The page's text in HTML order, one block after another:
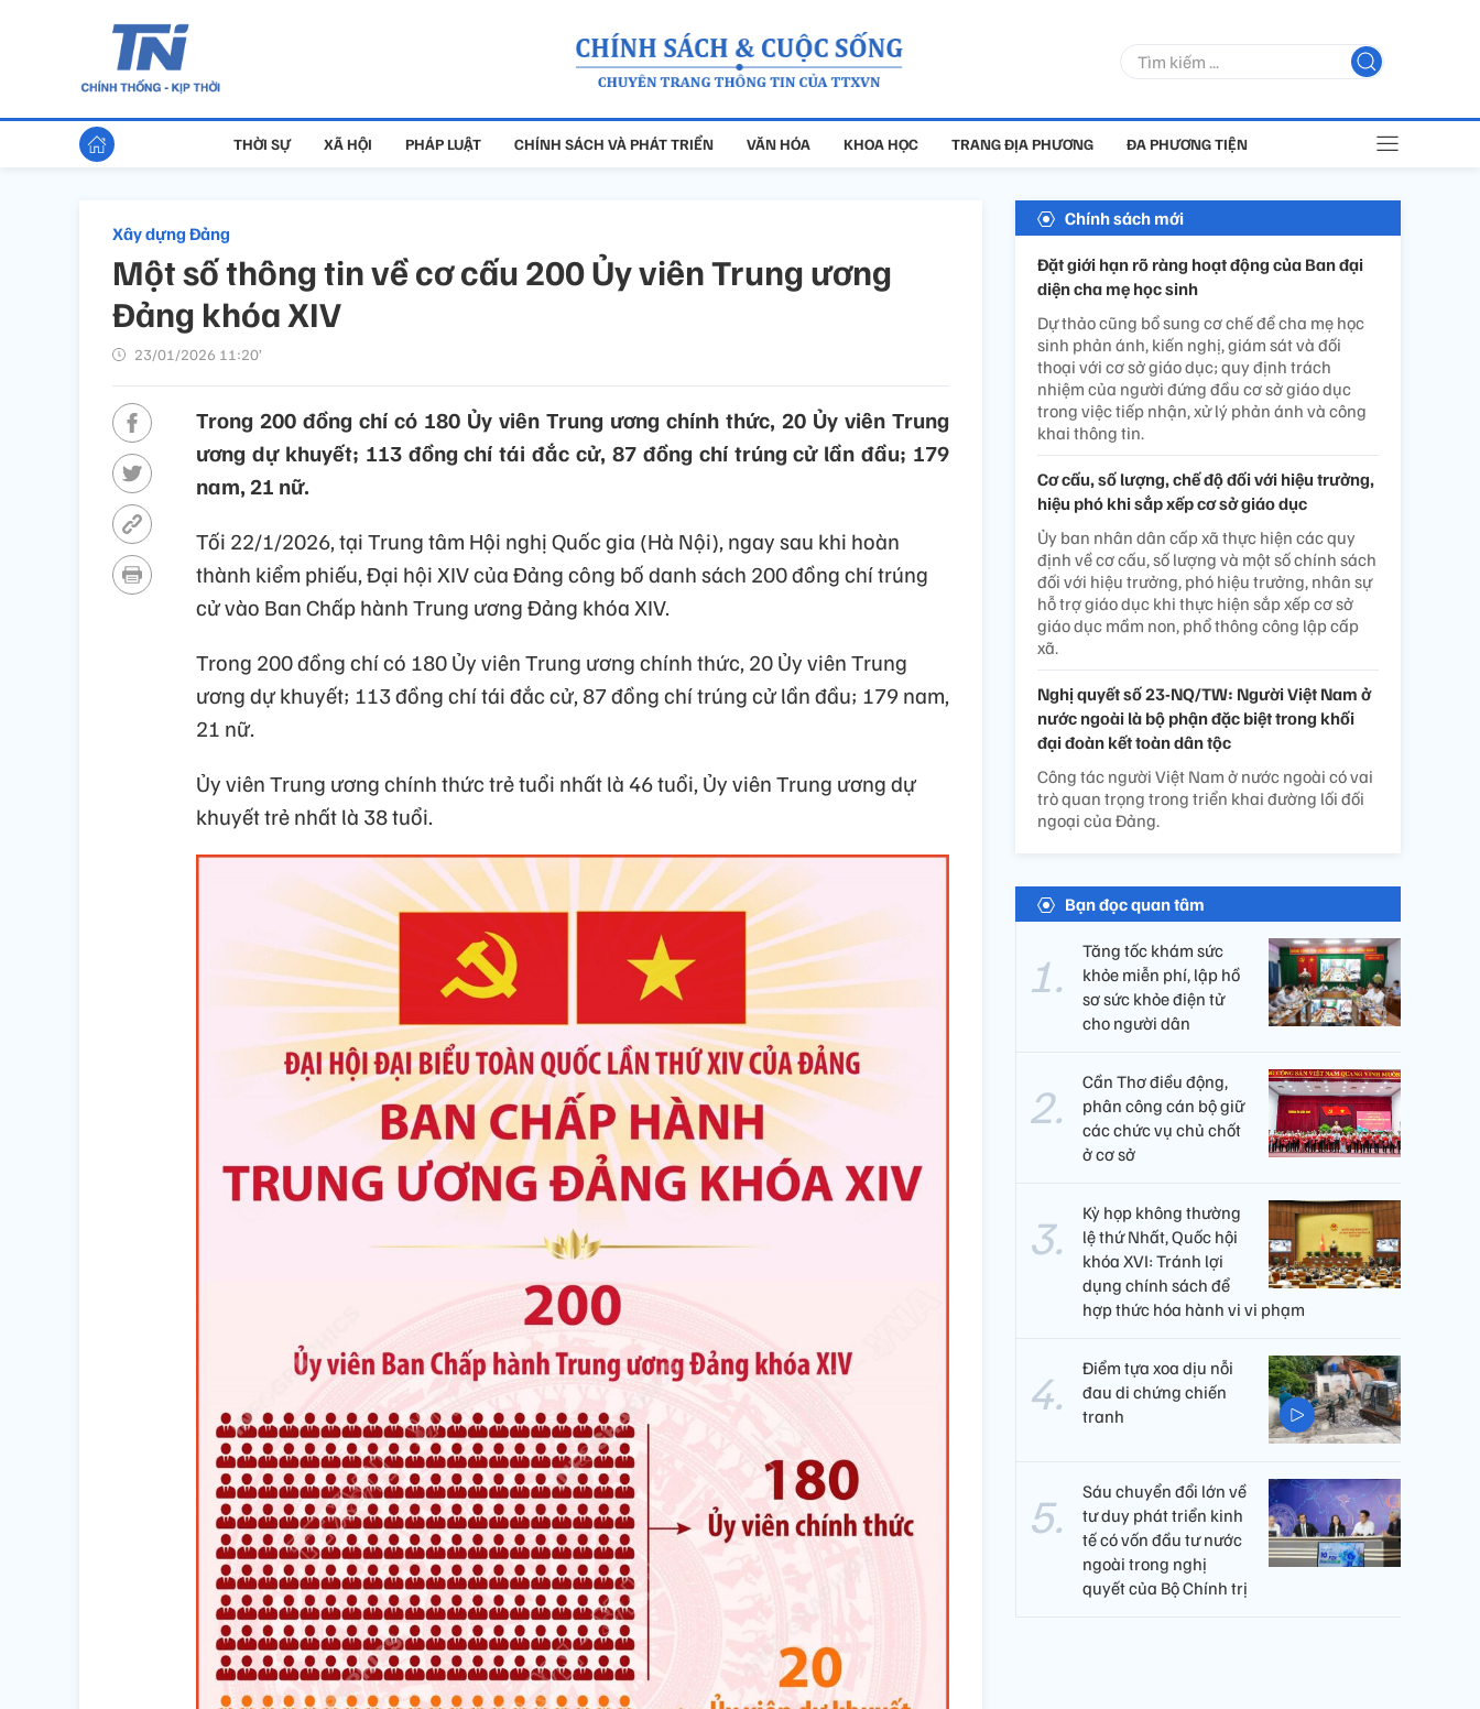
THỜI SỰ XÃ HỘI PHÁP LUẬT CHÍNH SÁCH VÀ PHÁT TRIỂN VĂN HÓA KHOA HỌC TRANG ĐỊA PHƯƠNG ĐA PHƯƠNG TIỆN
Xây dựng Đảng
Một số thông tin về cơ cấu 200 Ủy viên Trung ương
Đảng khóa XIV
23/01/2026 11:20’
Trong 200 đồng chí có 180 Ủy viên Trung ương chính thức, 20 Ủy viên Trung
ương dự khuyết; 113 đồng chí tái đắc cử, 87 đồng chí trúng cử lần đầu; 179
nam, 21 nữ.
Tối 22/1/2026, tại Trung tâm Hội nghị Quốc gia (Hà Nội), ngay sau khi hoàn
thành kiểm phiếu, Đại hội XIV của Đảng công bố danh sách 200 đồng chí trúng
cử vào Ban Chấp hành Trung ương Đảng khóa XIV.
Trong 200 đồng chí có 180 Ủy viên Trung ương chính thức, 20 Ủy viên Trung
ương dự khuyết; 113 đồng chí tái đắc cử, 87 đồng chí trúng cử lần đầu; 179 nam,
21 nữ.
Ủy viên Trung ương chính thức trẻ tuổi nhất là 46 tuổi, Ủy viên Trung ương dự
khuyết trẻ nhất là 38 tuổi.
Chính sách mới
Đặt giới hạn rõ ràng hoạt động của Ban đại
diện cha mẹ học sinh
Dự thảo cũng bổ sung cơ chế để cha mẹ học
sinh phản ánh, kiến nghị, giám sát và đối
thoại với cơ sở giáo dục; quy định trách
nhiệm của người đứng đầu cơ sở giáo dục
trong việc tiếp nhận, xử lý phản ánh và công
khai thông tin.
Cơ cấu, số lượng, chế độ đối với hiệu trưởng,
hiệu phó khi sắp xếp cơ sở giáo dục
Ủy ban nhân dân cấp xã thực hiện các quy
định về cơ cấu, số lượng và một số chính sách
đối với hiệu trưởng, phó hiệu trưởng, nhân sự
hỗ trợ giáo dục khi thực hiện sắp xếp cơ sở
giáo dục mầm non, phổ thông công lập cấp
xã.
Nghị quyết số 23-NQ/TW: Người Việt Nam ở
nước ngoài là bộ phận đặc biệt trong khối
đại đoàn kết toàn dân tộc
Công tác người Việt Nam ở nước ngoài có vai
trò quan trọng trong triển khai đường lối đối
ngoại của Đảng.
Bạn đọc quan tâm
Tăng tốc khám sức
khỏe miễn phí, lập hồ
sơ sức khỏe điện tử
cho người dân
Cần Thơ điều động,
phân công cán bộ giữ
các chức vụ chủ chốt
ở cơ sở
Kỳ họp không thường
lệ thứ Nhất, Quốc hội
khóa XVI: Tránh lợi
dụng chính sách để
hợp thức hóa hành vi vi phạm
Điểm tựa xoa dịu nỗi
đau di chứng chiến
tranh
Sáu chuyển đổi lớn về
tư duy phát triển kinh
tế có vốn đầu tư nước
ngoài trong nghị
quyết của Bộ Chính trị